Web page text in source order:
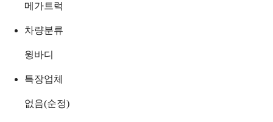
메가트럭
차량분류
윙바디
특장업체
없음(순정)